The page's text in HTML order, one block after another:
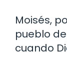
Moisés,
pueblo de
cuando